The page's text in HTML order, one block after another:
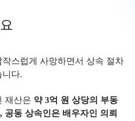
스럽게 사망하면서 상속 절차
니다.
재산은 약 3억 원 상당의 부동
공동 상속인은 배우자인 의뢰